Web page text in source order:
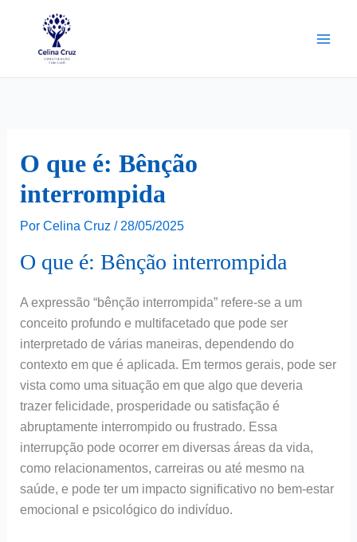
O que é: Bênção
interrompida
Por Celina Cruz / 28/05/2025
O que é: Bênção interrompida
A expressão “bênção interrompida” refere-se a um
conceito profundo e multifacetado que pode ser
interpretado de várias maneiras, dependendo do
contexto em que é aplicada. Em termos gerais, pode ser
vista como uma situação em que algo que deveria
trazer felicidade, prosperidade ou satisfação é
abruptamente interrompido ou frustrado. Essa
interrupção pode ocorrer em diversas áreas da vida,
como relacionamentos, carreiras ou até mesmo na
saúde, e pode ter um impacto significativo no bem-estar
emocional e psicológico do indivíduo.